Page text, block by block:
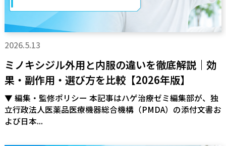
2026.5.13
ミノキシジル外用と内服の違いを徹底解説｜効
果・副作用・選び方を比較【2026年版】
▼ 編集・監修ポリシー 本記事はハゲ治療ゼミ編集部が、独
立行政法人医薬品医療機器総合機構（PMDA）の添付文書お
よび日本...